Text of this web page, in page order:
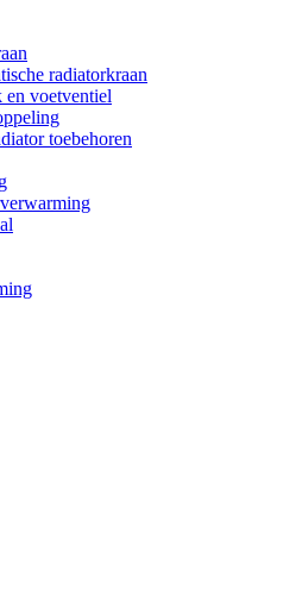
radiatorkraan
en voetventiel
toebehoren